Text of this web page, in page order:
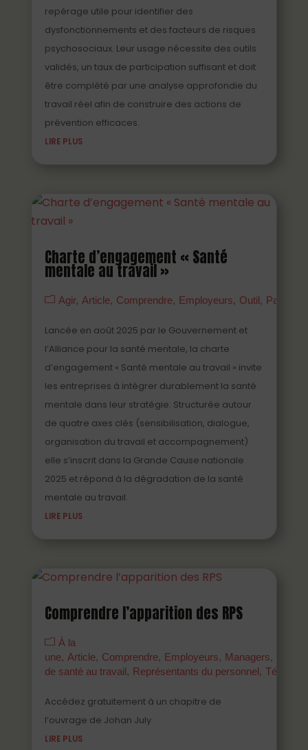
repérage utile pour identifier des
dysfonctionnements et des facteurs de risques
psychosociaux. Leur usage nécessite des outils
validés, un taux de participation suffisant et doit
être complété par une analyse approfondie du
travail réel afin de construire des actions de
prévention efficaces.
LIRE PLUS
Charte d’engagement « Santé
mentale au travail »
Agir Article Comprendre Employeurs Outil
Lancée en août 2025 par le Gouvernement et
l’Alliance pour la santé mentale, la charte
d’engagement « Santé mentale au travail » invite
les entreprises à intégrer durablement la santé
mentale dans leur stratégie. Structurée autour
de quatre axes clés (sensibilisation, dialogue,
organisation du travail et accompagnement)
elle s’inscrit dans la Grande Cause nationale
2025 et répond à la dégradation de la santé
mentale au travail.
LIRE PLUS
Comprendre l’apparition des RPS
À la
une
Article Comprendre Employeurs Managers
de santé au travail
Représentants du personnel
Accédez gratuitement à un chapitre de
l’ouvrage de Johan July
LIRE PLUS